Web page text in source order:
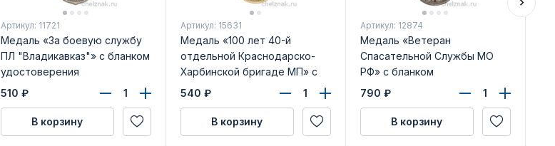
Артикул: 11721
Медаль «За боевую службу
ПЛ "Владикавказ"» с бланком
удостоверения
510 ₽
В корзину
Артикул: 15631
Медаль «100 лет 40-й
отдельной Краснодарско-
Харбинской бригаде МП» с
бланком удостоверения
540 ₽
В корзину
Артикул: 12874
Медаль «Ветеран
Спасательной Службы МО
РФ» с бланком
удостоверения
790 ₽
В корзину